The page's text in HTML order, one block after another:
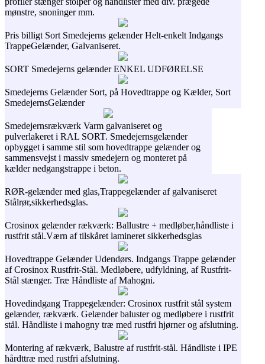
mønstre, snoninger mm.
Pris billigt Sort Smedejerns gelænder Helt-enkelt Indgangs
TrappeGelænder, Galvaniseret.
SORT Smedejerns gelænder ENKEL UDFØRELSE
Smedejerns Gelænder Sort, på Hovedtrappe og Kælder, Sort
SmedejernsGelænder
Smedejernsrækværk Varm galvaniseret og
pulverlakeret i RAL SORT. Smedejernsgelænder
opbygget i samme stil som hovedtrappe gelænder og
sammensvejst i massiv smedejern og monteret på
kælder nedgangstrappe i beton.
RØR-gelænder med glas,Trappegelænder af galvaniseret
Stålrør,sikkerhedsglas.
Crosinox gelænder rækværk: Ballustre + medløber,håndliste i
rustfrit stål.Værn af tilskåret lamineret sikkerhedsglas
Hovedtrappe Gelænder Udendørs. Indgangs Trappe gelænder
af Crosinox Rustfrit-Stål. Medløbere, udfyldning, af Rustfrit-
Stål stænger. Træ Håndliste af Mahogni.
Hovedindgang Trappegelænder: Crosinox rustfrit stål system
gelænder, rækværk. Gelænder baluster og medløbere i rustfrit
stål. Håndliste i mahogny træ med rustfri hjørner og afslutning.
Montering af rækværk, Balustre af rustfrit-stål. Håndliste i IPE
hårdttræ med rustfri afslutning.